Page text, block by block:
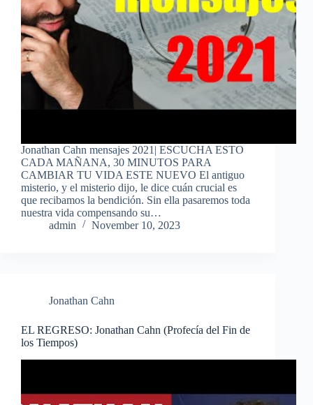
Jonathan Cahn mensajes 2021| ESCUCHA ESTO
CADA MAÑANA, 30 MINUTOS PARA
CAMBIAR TU VIDA ESTE NUEVO El antiguo
misterio, y el misterio dijo, le dice cuán crucial es
que recibamos la bendición. Sin ella pasaremos toda
nuestra vida compensando su…
admin
November 10, 2023
Jonathan Cahn
EL REGRESO: Jonathan Cahn (Profecía del Fin de
los Tiempos)